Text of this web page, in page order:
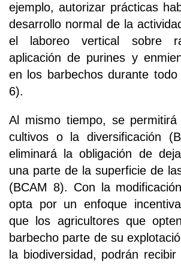
ejemplo, autorizar prácticas
desarrollo normal de la
el laboreo vertical sobre
aplicación de purines y
en los barbechos durante
6).
Al mismo tiempo, se
cultivos o la diversificación
eliminará la obligación de
una parte de la superficie de
(BCAM 8). Con la
opta por un enfoque
que los agricultores que
barbecho parte de su
la biodiversidad, podrán